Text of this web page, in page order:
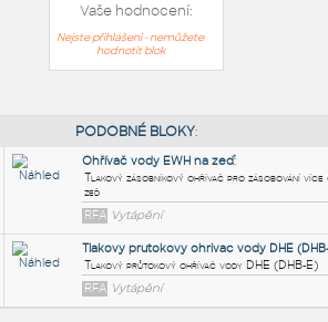
Vaše hodnocení:
Nejste přihlášeni - nemůžete
hodnotit blok